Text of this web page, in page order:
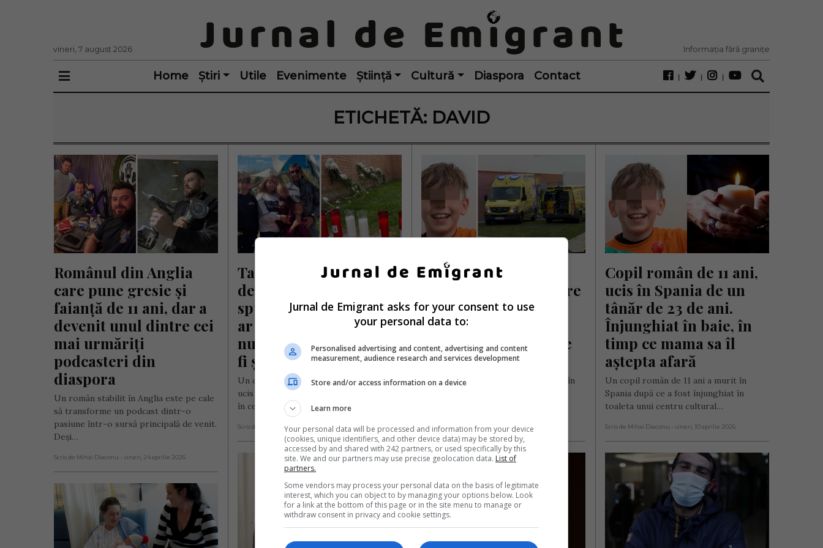
vineri, 7 august 2026 Informația fără granițe
Home Știri Utile Evenimente Știință Cultură Diaspora Contact
ETICHETĂ: DAVID
Românul din Anglia
care pune gresie și
faianță de 11 ani, dar a
devenit unul dintre cei
mai urmăriți
podcasteri din
diaspora
Un român stabilit în Anglia este pe cale
să transforme un podcast dintr-o
pasiune într-o sursă principală de venit.
Deși…
Scris de Mihai Diaconu - vineri, 24 aprilie 2026
Tatăl copilului român
de 11 ani ucis în Spania
spune că criminalul i-
ar fi mințit că are
numai 15 ani. „Dacă am
fi știut…”
Un copil român de numai 11 ani a fost
ucis în Spania, după ce a fost înjunghiat
în centrul cultural…
Scris de Mihai Diaconu - marți, 14 aprilie 2026
Ce spunea copilul
român de 11 ani despre
tânărul care l-a ucis:
„Vrea să fie iubitul
meu. A scris inițialele
noastre, «J și D»”
Un copil român de 11 ani a fost ucis în
Scris de Mihai Diaconu- duminică, 12 aprilie 2026
Copil român de 11 ani,
ucis în Spania de un
tânăr de 23 de ani.
Înjunghiat în baie, în
timp ce mama sa îl
aștepta afară
Un copil român de 11 ani a murit în
Spania după ce a fost înjunghiat în
toaleta unui centru cultural…
Scris de Mihai Diaconu - vineri, 10 aprilie 2026
Jurnal de Emigrant asks for your consent to use
your personal data to:
Personalised advertising and content, advertising and content
measurement, audience research and services development
Store and/or access information on a device
Learn more
Your personal data will be processed and information from your device
(cookies, unique identifiers, and other device data) may be stored by,
accessed by and shared with 242 partners, or used specifically by this
site. We and our partners may use precise geolocation data. List of
partners.
Some vendors may process your personal data on the basis of legitimate
interest, which you can object to by managing your options below. Look
for a link at the bottom of this page or in the site menu to manage or
withdraw consent in privacy and cookie settings.